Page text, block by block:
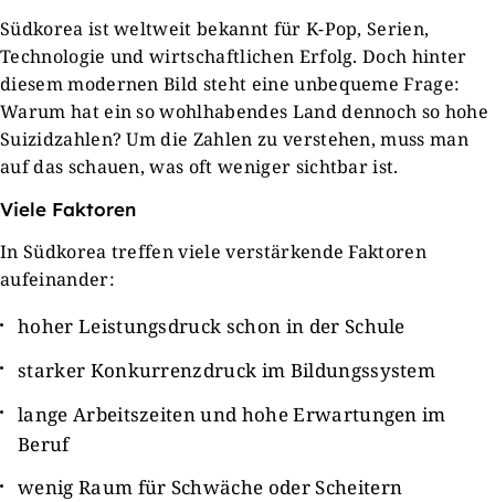
Südkorea ist weltweit bekannt für K-Pop, Serien,
Technologie und wirtschaftlichen Erfolg. Doch hinter
diesem modernen Bild steht eine unbequeme Frage:
Warum hat ein so wohlhabendes Land dennoch so hohe
Suizidzahlen? Um die Zahlen zu verstehen, muss man
auf das schauen, was oft weniger sichtbar ist.
Viele Faktoren
In Südkorea treffen viele verstärkende Faktoren
aufeinander:
hoher Leistungsdruck schon in der Schule
starker Konkurrenzdruck im Bildungssystem
lange Arbeitszeiten und hohe Erwartungen im
Beruf
wenig Raum für Schwäche oder Scheitern